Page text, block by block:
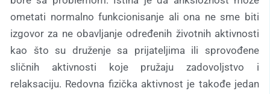
ometati normalno funkcionisanje ali ona ne sme biti
izgovor za ne obavljanje određenih životnih aktivnosti
kao što su druženje sa prijateljima ili sprovođene
sličnih aktivnosti koje pružaju zadovoljstvo i
relaksaciju. Redovna fizička aktivnost je takođe jedan